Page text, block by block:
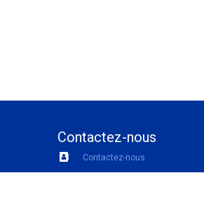
Contactez-nous
Contactez-nous